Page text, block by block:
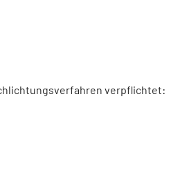
verpflichtet: